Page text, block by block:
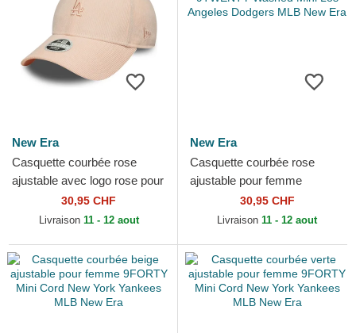
New Era
Casquette courbée rose
ajustable avec logo rose pour
femme 9FORTY Mini Cord
Los Angeles Dodgers...
30,95 CHF
Livraison 11 - 12 aout
New Era
Casquette courbée rose
ajustable pour femme
9TWENTY Washed Mini Los
Angeles Dodgers MLB New
30,95 CHF
Livraison 11 - 12 aout